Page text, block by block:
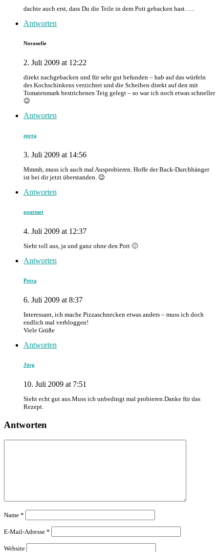
dachte auch erst, dass Du die Teile in dem Pott gebacken hast…..
Antworten
Norasofie
2. Juli 2009 at 12:22
direkt nachgebacken und für sehr gut befunden – hab auf das würfeln
des Kochschinkens verzichtet und die Scheiben direkt auf den mit
Tomatenmark bestrichenen Teig gelegt – so war ich noch etwas schneller
😉
Antworten
zorra
3. Juli 2009 at 14:56
Mmmh, muss ich auch mal Ausprobieren. Hoffe der Back-Durchhänger
ist bei dir jetzt überstanden. 😉
Antworten
gourmet
4. Juli 2009 at 12:37
Sieht toll aus, ja und ganz ohne den Pott 🙂
Antworten
Petra
6. Juli 2009 at 8:37
Interessant, ich mache Pizzaschnecken etwas anders – muss ich doch
endlich mal verbloggen!
Viele Grüße
Antworten
Jörg
10. Juli 2009 at 7:51
Sieht echt gut aus.Muss ich unbedingt mal probieren.Danke für das
Rezept.
Antworten
Name *
E-Mail-Adresse *
Website